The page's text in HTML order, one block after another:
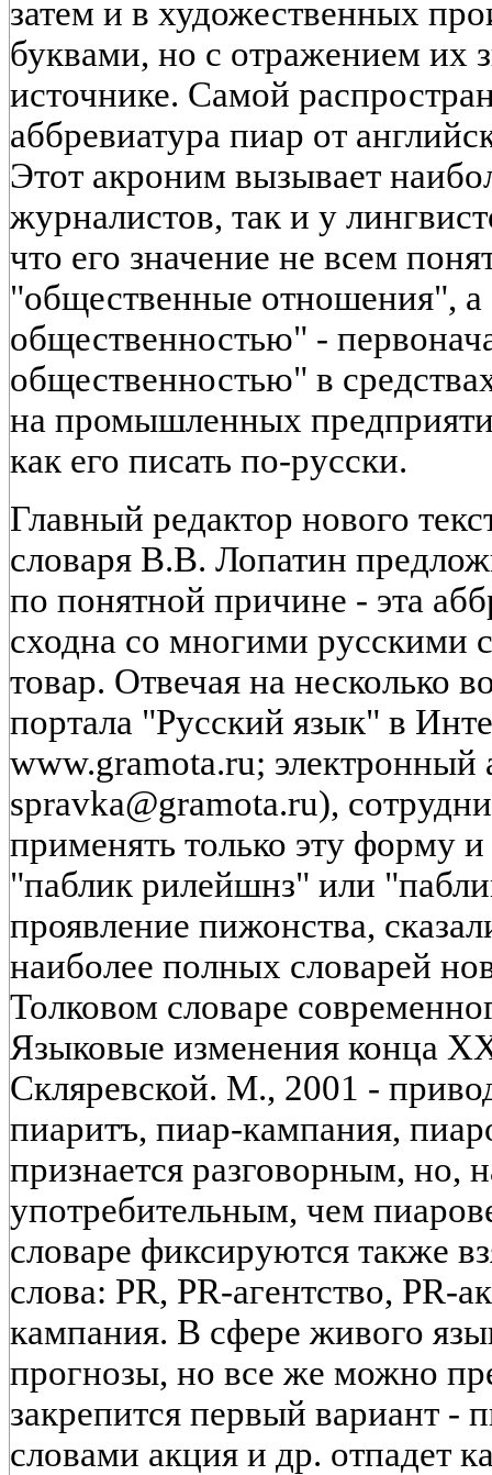
затем и в художественных
буквами, но с отражением их
источнике. Самой
аббревиатура пиар от
Этот акроним вызывает
журналистов, так и у
что его значение не всем
"общественные отношения", а
общественностью" -
общественностью" в
на промышленных
как его писать по-русски.
Главный редактор нового
словаря В.В. Лопатин
по понятной причине - эта
сходна со многими русскими
товар. Отвечая на несколько
портала "Русский язык" в
www.gramota.ru; электронный
spravka@gramota.ru),
применять только эту форму
"паблик рилейшнз" или
проявление пижонства,
наиболее полных словарей
Толковом словаре
Языковые изменения конца
Скляревской. М., 2001 -
пиаритъ, пиар-кампания,
признается разговорным, но,
употребительным, чем
словаре фиксируются также
слова: PR, PR-агентство, PR-
кампания. В сфере живого
прогнозы, но все же можно
закрепится первый вариант -
словами акция и др. отпадет